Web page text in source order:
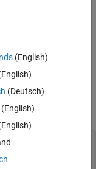
environment:
toOne-axle trailer
of trailer
(English)
(Deutsch)
(English)